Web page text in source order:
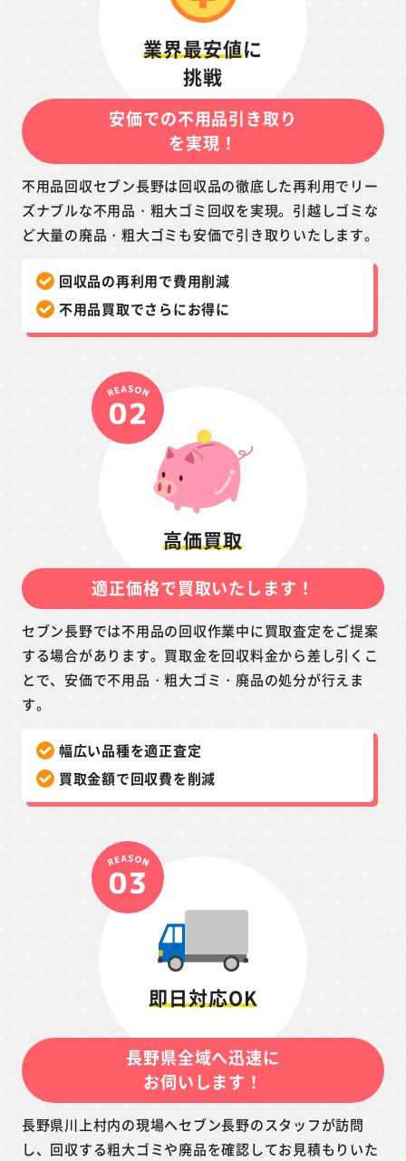
業界最安値に
挑戦
安価での不用品引き取り
を実現！
不用品回収セブン長野は回収品の徹底した再利用でリー
ズナブルな不用品・粗大ゴミ回収を実現。引越しゴミな
ど大量の廃品・粗大ゴミも安価で引き取りいたします。
回収品の再利用で費用削減
不用品買取でさらにお得に
高価買取
適正価格で買取いたします！
セブン長野では不用品の回収作業中に買取査定をご提案
する場合があります。買取金を回収料金から差し引くこ
とで、安価で不用品・粗大ゴミ・廃品の処分が行えま
す。
幅広い品種を適正査定
買取金額で回収費を削減
即日対応OK
長野県全域へ迅速に
お伺いします！
長野県川上村内の現場へセブン長野のスタッフが訪問
し、回収する粗大ゴミや廃品を確認してお見積もりいた